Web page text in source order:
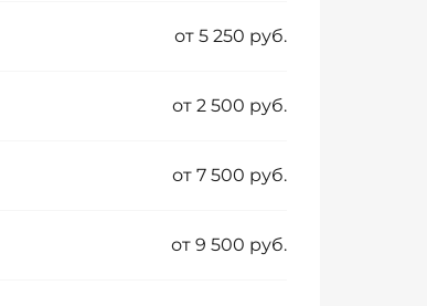
от 5 250 руб.
от 2 500 руб.
от 7 500 руб.
от 9 500 руб.